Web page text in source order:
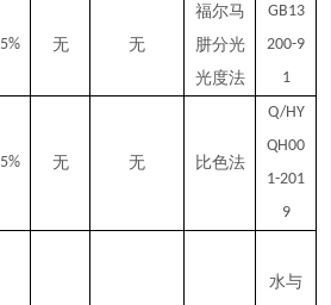
5% 无 无
福尔马
肼分光
光度法
GB13
200-9
1
5% 无 无 比色法
Q/HY
QH00
1-201
9
水与